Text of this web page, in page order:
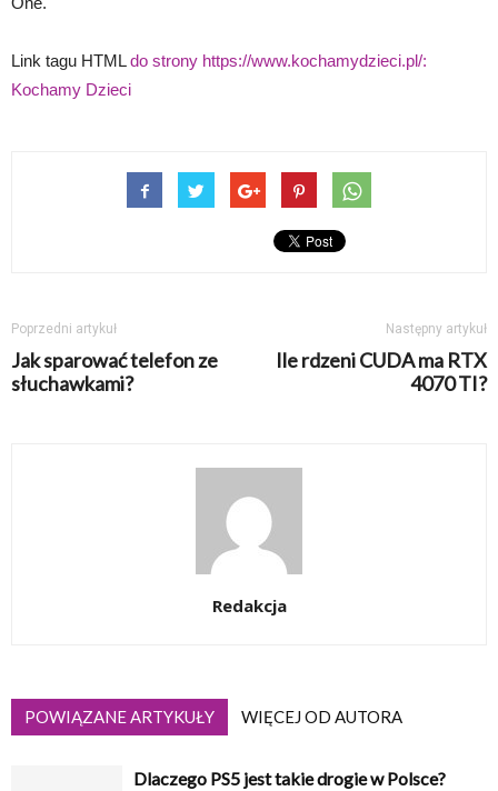
Link tagu HTMLdo strony https://www.kochamydzieci.pl/:
Kochamy Dzieci
Poprzedni artykuł
Jak sparować telefon ze
słuchawkami?
Następny artykuł
Ile rdzeni CUDA ma RTX
4070 TI?
Redakcja
POWIĄZANE ARTYKUŁY WIĘCEJ OD AUTORA
Dlaczego PS5 jest takie drogie w Polsce?